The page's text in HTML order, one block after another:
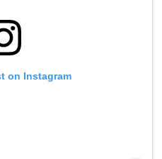
on Instagram